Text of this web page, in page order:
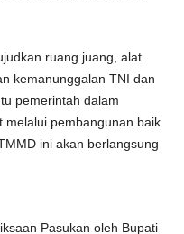
ruang juang, alat
kemanunggalan TNI dan
pemerintah dalam
melalui pembangunan baik
ini akan berlangsung
Pasukan oleh Bupati